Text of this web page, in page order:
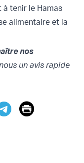
tenir le Hamas
alimentaire et la
nos
un avis rapide
Print